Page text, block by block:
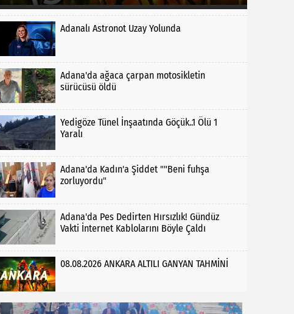
Adanalı Astronot Uzay Yolunda
Adana'da ağaca çarpan motosikletin
sürücüsü öldü
Yedigöze Tünel İnşaatında Göçük..1 Ölü 1
Yaralı
Adana'da Kadın'a Şiddet ""Beni fuhşa
zorluyordu"
Adana'da Pes Dedirten Hırsızlık! Gündüz
Vakti İnternet Kablolarını Böyle Çaldı
08.08.2026 ANKARA ALTILI GANYAN TAHMİNİ